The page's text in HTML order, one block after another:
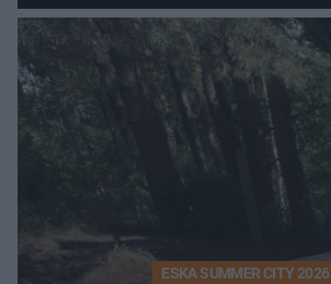
ESKA SUMMER CITY 2026